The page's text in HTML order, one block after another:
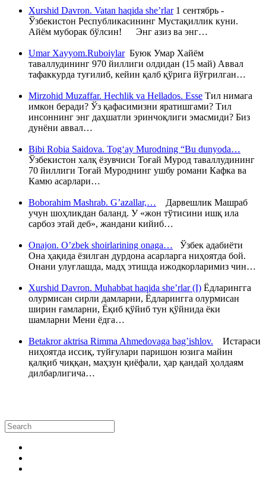
Xurshid Davron. Vatan haqida she’rlar1 сентябрь -
Ўзбекистон Республикасининг Мустақиллик куни.
Айём муборак бўлсин! Энг азиз ва энг…
Umar Xayyom.RuboiylarБуюк Умар Хайём
таваллудининг 970 йиллиги олдидан (15 май) Аввал
тафаккурда туғилиб, кейин қалб қўрига йўғрилган…
Mirzohid Muzaffar. Hechlik va Hellados. Esse Тил нимага
имкон беради? Ўз қафасимизни яратишгами? Тил
инсоннинг энг даҳшатли эринчоқлиги эмасмиди? Биз
дунёни аввал…
Bibi Robia Saidova. Tog‘ay Murodning “Bu dunyoda…
Ўзбекистон халқ ёзувчиси Тоғай Мурод таваллудининг
70 йиллиги Тоғай Муроднинг ушбу романи Кафка ва
Камю асарлари…
Boborahim Mashrab. G’azallar,… Дарвешлик Машраб
учун шоҳликдан баланд. У «жон тўтисини ишқ ила
сарбоз этай деб», жандани кийиб…
Onajon. O’zbek shoirlarining onaga… Ўзбек адабиёти
Она ҳақида ёзилган дурдона асарларга ниҳоятда бой.
Онани улуғлашда, мадҳ этишда ижодкорларимиз чин…
Xurshid Davron. Muhabbat haqida she’rlar (I) Ёдларингга
олурмисан сирли дамларни, Ёдларингга олурмисан
ширин ғамларни, Ёқиб қўйиб тун қўйнида ёки
шамларни Мени ёдга…
Betakror aktrisa Rimma Ahmedovaga bag’ishlov. Истараси
ниҳоятда иссиқ, туйғулари паришон юзига майин
қалқиб чиққан, маҳзун қиёфали, ҳар қандай ҳолдаям
дилбарлигича…